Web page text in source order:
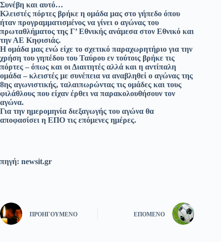
Συνέβη και αυτό…
Κλειστές πόρτες βρήκε η ομάδα μας στο γήπεδο όπου
ήταν προγραμματισμένος να γίνει ο αγώνας του
πρωταθλήματος της Γ’ Εθνικής ανάμεσα στον Εθνικό και
την ΑΕ Κηφισιάς.
Η ομάδα μας ενώ είχε το σχετικό παραχωρητήριο για την
χρήση του γηπέδου του Ταύρου εν τούτοις βρήκε τις
πόρτες – όπως και οι Διαιτητές αλλά και η αντίπαλη
ομάδα – κλειστές με συνέπεια να αναβληθεί ο αγώνας της
8ης αγωνιστικής, ταλαιπωρώντας τις ομάδες και τους
φιλάθλους που είχαν έρθει να παρακολουθήσουν τον
αγώνα.
Για την ημερομηνία διεξαγωγής του αγώνα θα
αποφασίσει η ΕΠΟ τις επόμενες ημέρες.
πηγή: newsit.gr
ΠΡΟΗΓΟΎΜΕΝΟ ΕΠΌΜΕΝΟ